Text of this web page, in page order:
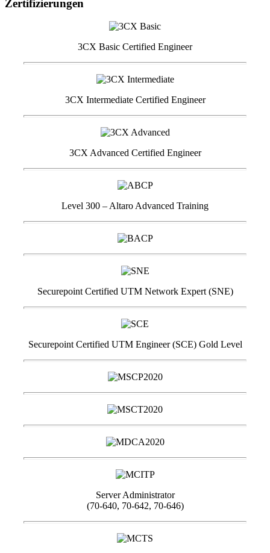
Zertifizierungen
3CX Basic Certified Engineer
3CX Intermediate Certified Engineer
3CX Advanced Certified Engineer
Level 300 – Altaro Advanced Training
Securepoint Certified UTM Network Expert (SNE)
Securepoint Certified UTM Engineer (SCE) Gold Level
Server Administrator
(70-640, 70-642, 70-646)